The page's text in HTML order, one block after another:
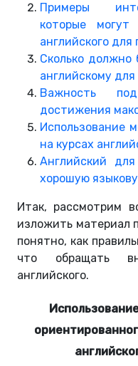
Примеры
которые могут
английского для
Сколько должно
английскому
Важность
достижения
Использование
на курсах
Английский
хорошую
Итак, рассмотрим
изложить материал
понятно, как
что обращать
английского.